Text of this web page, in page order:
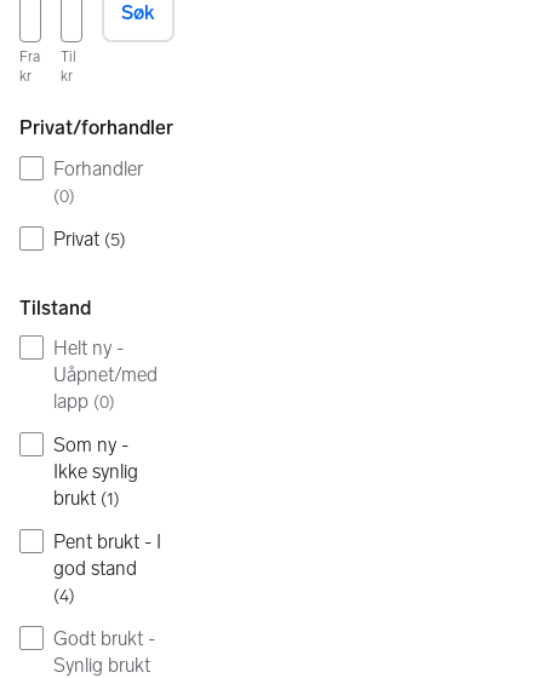
Fra
kr
Til
kr
Søk
Privat/forhandler
Forhandler
(0)
Privat (5)
Tilstand
Helt ny -
Uåpnet/med
lapp (0)
Som ny -
Ikke synlig
brukt (1)
Pent brukt - I
god stand
(4)
Godt brukt -
Synlig brukt